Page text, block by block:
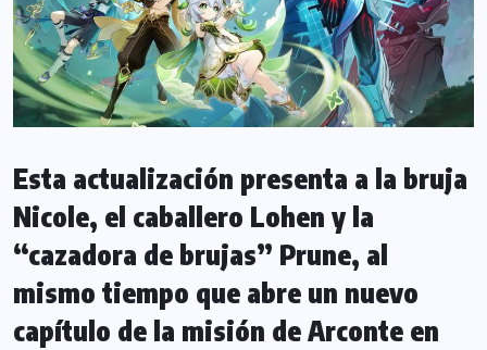
Esta actualización presenta a la bruja
Nicole, el caballero Lohen y la
“cazadora de brujas” Prune, al
mismo tiempo que abre un nuevo
capítulo de la misión de Arconte en